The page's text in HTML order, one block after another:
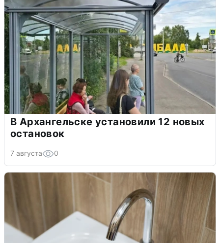
В Архангельске установили 12 новых
остановок
7 августа 0